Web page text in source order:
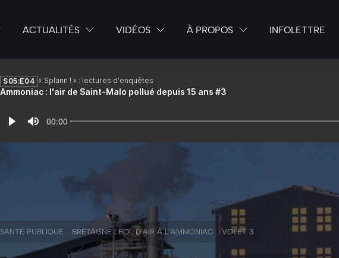
ACTUALITÉS VIDÉOS À PROPOS INFOLETTRE
SANTÉ PUBLIQUE BRETAGNE : BOL D’AIR À L’AMMONIAC /VOLET 3